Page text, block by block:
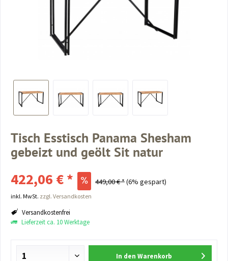
Tisch Esstisch Panama Shesham
gebeizt und geölt Sit natur
422,06 € * 449,00 € *(6% gespart)
inkl. MwSt. zzgl. Versandkosten
Versandkostenfrei
Lieferzeit ca. 10 Werktage
In den Warenkorb